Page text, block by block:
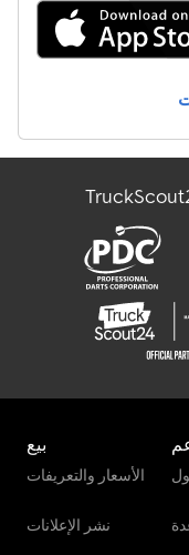
Kubota U10-3
Liebherr Ltm 1040-
Liebherr Ltm 1055-
Liebherr Ltm 1100-
Manitou 100 Sc
بيع
الأسعار والتعريفات
نشر الإعلانات